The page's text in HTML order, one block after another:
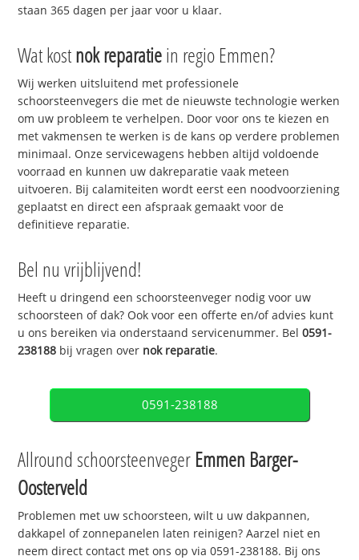
staan 365 dagen per jaar voor u klaar.
Wat kostnok reparatiein regio Emmen?
Wij werken uitsluitend met professionele
schoorsteenvegers die met de nieuwste technologie werken
om uw probleem te verhelpen. Door voor ons te kiezen en
met vakmensen te werken is de kans op verdere problemen
minimaal. Onze servicewagens hebben altijd voldoende
voorraad en kunnen uw dakreparatie vaak meteen
uitvoeren. Bij calamiteiten wordt eerst een noodvoorziening
geplaatst en direct een afspraak gemaakt voor de
definitieve reparatie.
Bel nu vrijblijvend!
Heeft u dringend een schoorsteenveger nodig voor uw
schoorsteen of dak? Ook voor een offerte en/of advies kunt
u ons bereiken via onderstaand servicenummer. Bel0591-
238188 bij vragen over nok reparatie.
0591-238188
Allround schoorsteenveger Emmen Barger-
Oosterveld
Problemen met uw schoorsteen, wilt u uw dakpannen,
dakkapel of zonnepanelen laten reinigen? Aarzel niet en
neem direct contact met ons op via 0591-238188. Bij ons